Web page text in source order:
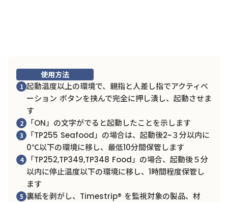
使用方法
1 起動温度以上の環境で、親指と人差し指でアクティベ
ーション ボタンを挟んで完全に押し潰し、起動させま
す
2 「ON」の文字がでると起動したことを示します
3
「TP255 Seafood」の場合は、起動後2~３分以内に
0℃以下の環境に移し、最低10分間保管します
4
「TP252,TP349,TP348 Food」の場合、起動後５分
以内に停止温度以下の環境に移し、1時間程度保管し
ます
5 裏紙を剥がし、Timestrip® を監視対象の製品、材